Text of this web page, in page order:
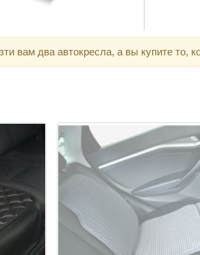
вам два автокресла, а вы купите то,